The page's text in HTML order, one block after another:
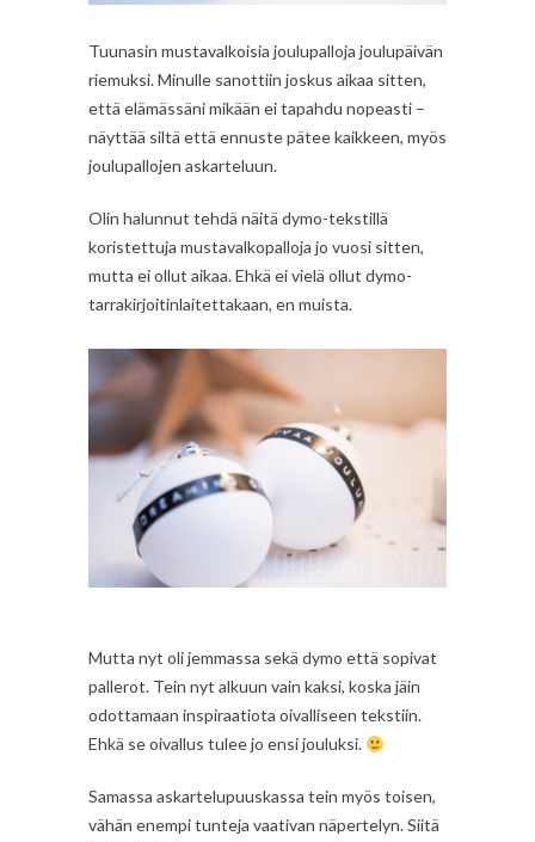
Tuunasin mustavalkoisia joulupalloja joulupäivän
riemuksi. Minulle sanottiin joskus aikaa sitten,
että elämässäni mikään ei tapahdu nopeasti –
näyttää siltä että ennuste pätee kaikkeen, myös
joulupallojen askarteluun.
Olin halunnut tehdä näitä dymo-tekstillä
koristettuja mustavalkopalloja jo vuosi sitten,
mutta ei ollut aikaa. Ehkä ei vielä ollut dymo-
tarrakirjoitinlaitettakaan, en muista.
Mutta nyt oli jemmassa sekä dymo että sopivat
pallerot. Tein nyt alkuun vain kaksi, koska jäin
odottamaan inspiraatiota oivalliseen tekstiin.
Ehkä se oivallus tulee jo ensi jouluksi.
Samassa askartelupuuskassa tein myös toisen,
vähän enempi tunteja vaativan näpertelyn. Siitä